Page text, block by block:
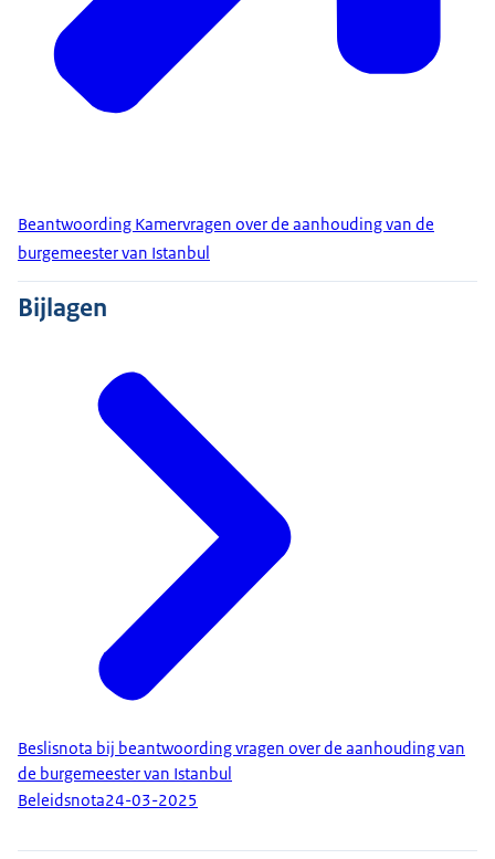
Beantwoording Kamervragen over de aanhouding van de
burgemeester van Istanbul
Bijlagen
Beslisnota bij beantwoording vragen over de aanhouding van
de burgemeester van Istanbul
Beleidsnota24-03-2025